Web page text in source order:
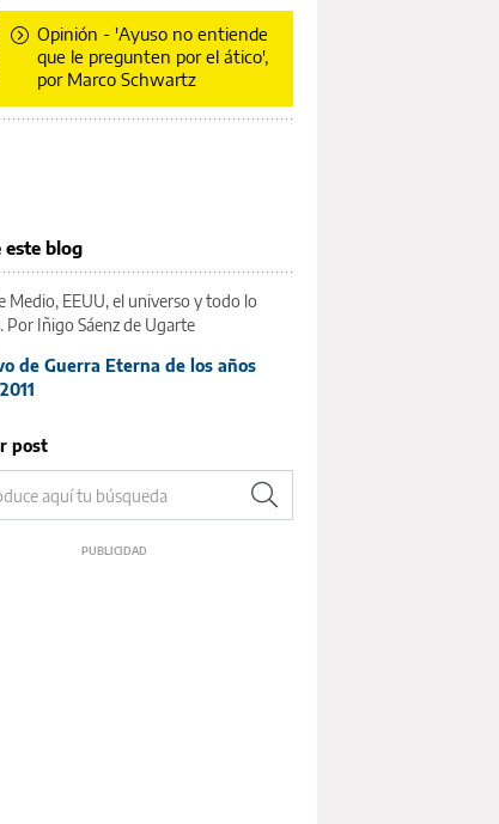
Opinión - 'Ayuso no entiende
que le pregunten por el ático',
por Marco Schwartz
este blog
Medio, EEUU, el universo y todo lo
Por Iñigo Sáenz de Ugarte
de Guerra Eterna de los años
post